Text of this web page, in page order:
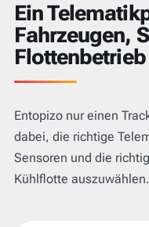
Ein
Fahrzeugen,
Entopizo nur einen
dabei, die richtige
Sensoren und die
Kühlflotte auszuwählen.